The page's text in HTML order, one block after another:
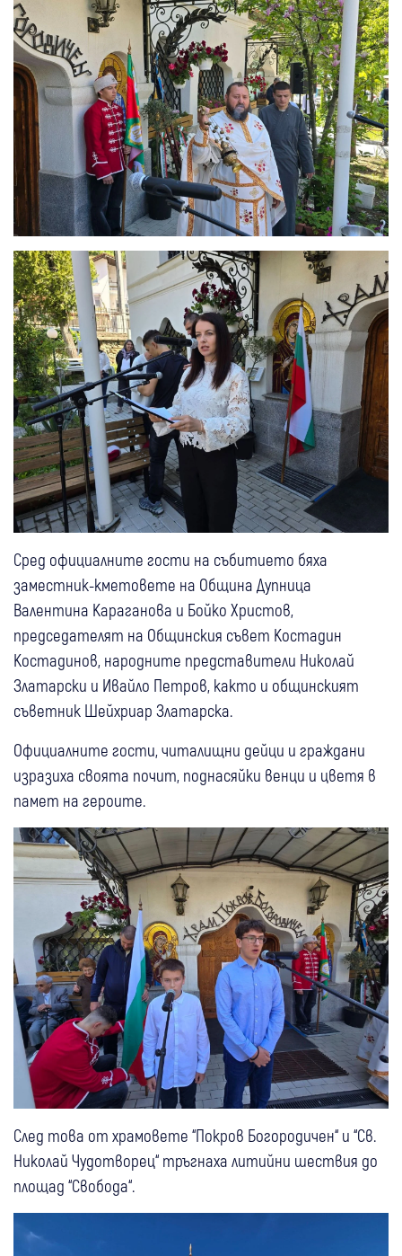
Сред официалните гости на събитието бяха
заместник-кметовете на Община Дупница
Валентина Караганова и Бойко Христов,
председателят на Общинския съвет Костадин
Костадинов, народните представители Николай
Златарски и Ивайло Петров, както и общинският
съветник Шейхриар Златарска.
Официалните гости, читалищни дейци и граждани
изразиха своята почит, поднасяйки венци и цветя в
памет на героите.
След това от храмовете “Покров Богородичен“ и “Св.
Николай Чудотворец“ тръгнаха литийни шествия до
площад “Свобода“.